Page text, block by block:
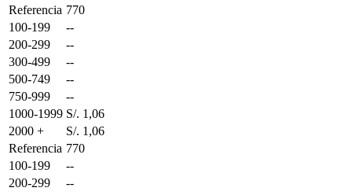
Referencia 770
100-199
--
200-299
--
300-499
--
500-749
--
750-999
--
1000-1999 S/. 1,06
2000 +
S/. 1,06
Referencia 770
100-199
--
200-299
--